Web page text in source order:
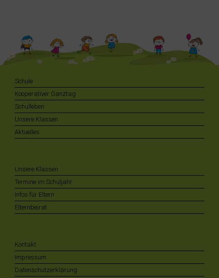
Schule
Kooperativer Ganztag
Schulleben
Unsere Klassen
Aktuelles
Unsere Klassen
Termine im Schuljahr
Infos für Eltern
Elternbeirat
Kontakt
Impressum
Datenschutzerklärung